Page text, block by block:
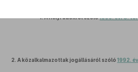
1.A helyi adókról szóló1990. évi C.
2. A közalkalmazottak jogállásáról szóló 1992.